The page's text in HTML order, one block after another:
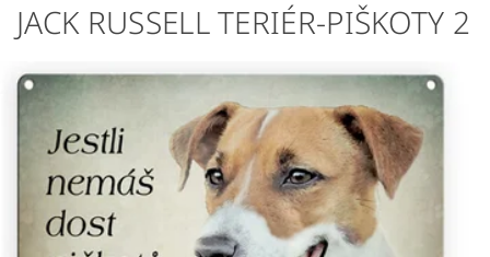
JACK RUSSELL TERIÉR-PIŠKOTY 2